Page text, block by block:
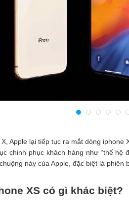
Apple lại tiếp tục ra mắt dòng
chinh phục khách hàng như “thế
này của Apple, đặc biệt là phiên
XS có gì khác biệt?